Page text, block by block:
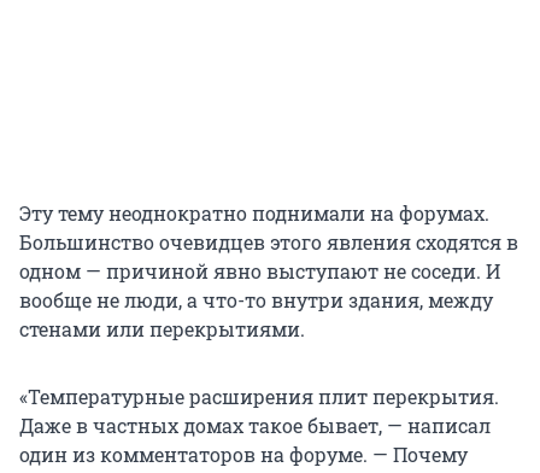
Эту тему неоднократно поднимали на форумах.
Большинство очевидцев этого явления сходятся в
одном — причиной явно выступают не соседи. И
вообще не люди, а что-то внутри здания, между
стенами или перекрытиями.
«Температурные расширения плит перекрытия.
Даже в частных домах такое бывает, — написал
один из комментаторов на форуме. — Почему